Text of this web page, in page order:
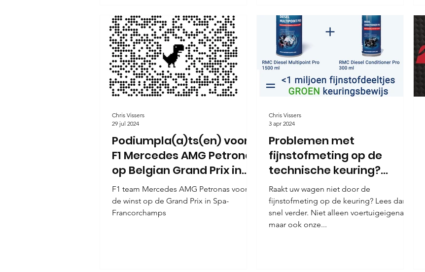
Podiumpla(a)ts(en) voor
F1 Mercedes AMG Petronas
op Belgian Grand Prix in
Spa-Francorchamps
2024.
F1 team Mercedes AMG Petronas voor
de winst op de Grand Prix in Spa-
Francorchamps
Chris Vissers
29 jul 2024
Problemen met
fijnstofmeting op de
technische keuring?
Additto weet raad!
Raakt uw wagen niet door de
fijnstofmeting op de keuring? Lees dan
snel verder. Niet alleen voertuigeigenaars
maar ook onze...
Chris Vissers
3 apr 2024